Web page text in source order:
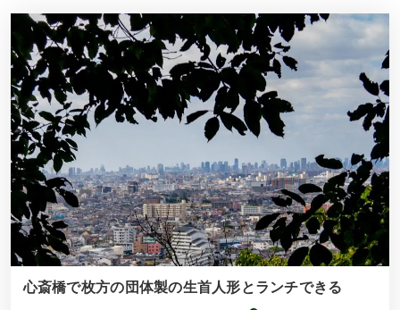
心斎橋で枚方の団体製の生首人形とランチできる